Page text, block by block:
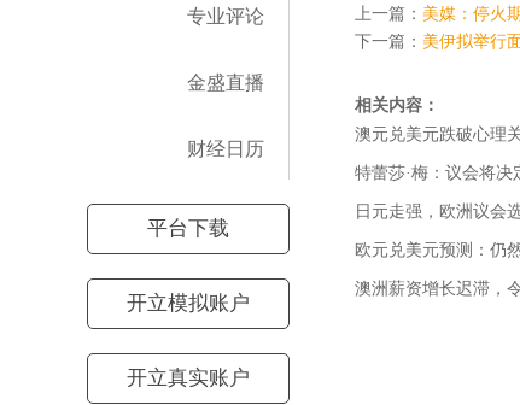
专业评论
金盛直播
财经日历
平台下载
开立模拟账户
开立真实账户
上一篇： 美媒：停火
下一篇： 美伊拟举行
相关内容：
特蕾莎·梅：议会将决
日元走强，欧洲议会
欧元兑美元预测：仍